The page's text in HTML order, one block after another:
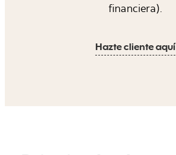
financiera).
Hazte cliente aquí